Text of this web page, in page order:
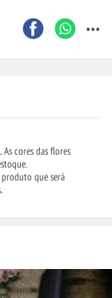
...
cores das flores
que será